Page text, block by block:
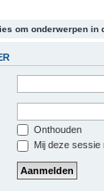
om onderwerpen in
Onthouden
Mij deze sessie